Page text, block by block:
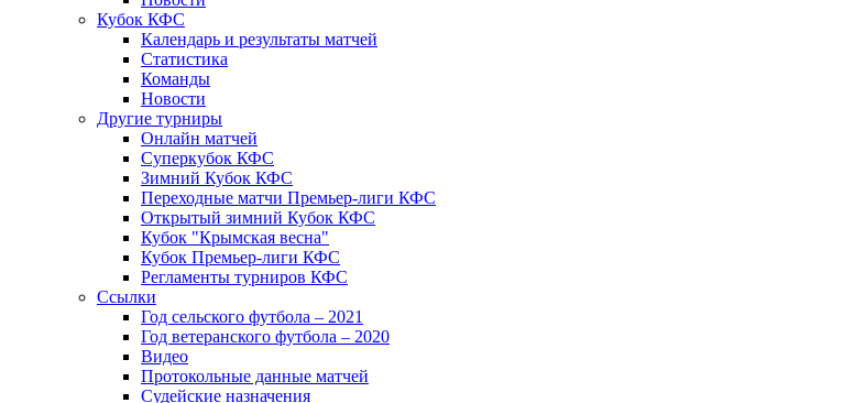
Кубок КФС
Календарь и результаты матчей
Статистика
Команды
Новости
Другие турниры
Онлайн матчей
Суперкубок КФС
Зимний Кубок КФС
Переходные матчи Премьер-лиги КФС
Открытый зимний Кубок КФС
Кубок "Крымская весна"
Кубок Премьер-лиги КФС
Регламенты турниров КФС
Ссылки
Год сельского футбола – 2021
Год ветеранского футбола – 2020
Видео
Протокольные данные матчей
Судейские назначения